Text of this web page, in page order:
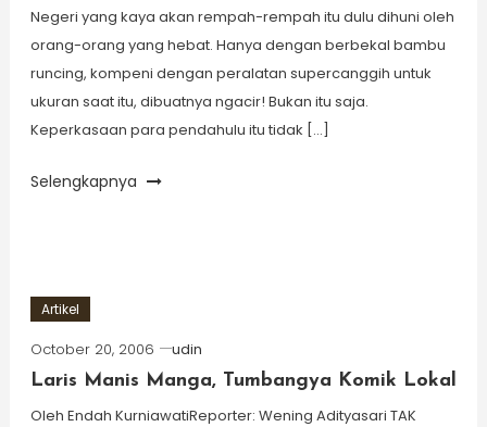
Negeri yang kaya akan rempah-rempah itu dulu dihuni oleh
orang-orang yang hebat. Hanya dengan berbekal bambu
runcing, kompeni dengan peralatan supercanggih untuk
ukuran saat itu, dibuatnya ngacir! Bukan itu saja.
Keperkasaan para pendahulu itu tidak […]
Selengkapnya
Artikel
October 20, 2006
udin
Laris Manis Manga, Tumbangya Komik Lokal
Oleh Endah KurniawatiReporter: Wening Adityasari TAK